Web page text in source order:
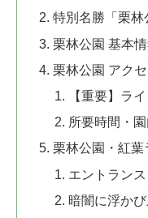
特別名勝「栗林
栗林公園 基本
栗林公園 アク
【重要】ラ
所要時間・
栗林公園・紅葉
エントラン
暗闇に浮か